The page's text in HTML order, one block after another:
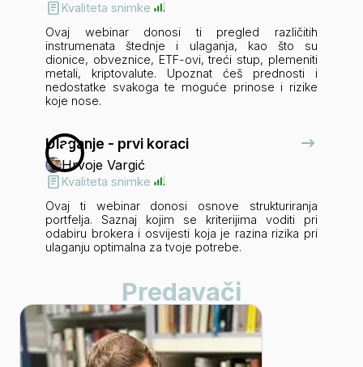
Kvaliteta snimke
Ovaj webinar donosi ti pregled različitih
instrumenata štednje i ulaganja, kao što su
dionice, obveznice, ETF-ovi, treći stup, plemeniti
metali, kriptovalute. Upoznat ćeš prednosti i
nedostatke svakoga te moguće prinose i rizike
koje nose.
4
Ulaganje - prvi koraci
Hrvoje Vargić
Kvaliteta snimke
Ovaj ti webinar donosi osnove strukturiranja
portfelja. Saznaj kojim se kriterijima voditi pri
odabiru brokera i osvijesti koja je razina rizika pri
ulaganju optimalna za tvoje potrebe.
Predavači